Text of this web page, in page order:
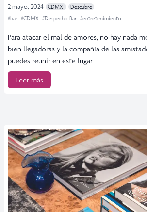
2 mayo, 2024 CDMX
Descubre
#bar #CDMX #Despecho Bar #entretenimiento
Para atacar el mal de amores, no hay nada
bien llegadoras y la compañía de las
puedes reunir en este lugar
Leer más